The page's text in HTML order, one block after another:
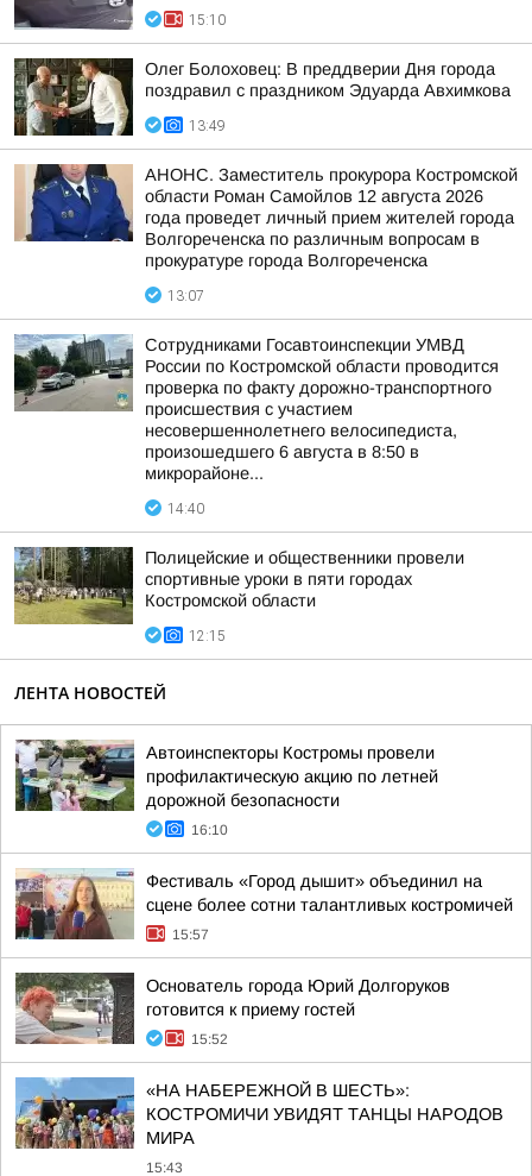
15:10
Олег Болоховец: В преддверии Дня города
поздравил с праздником Эдуарда Авхимкова
13:49
АНОНС. Заместитель прокурора Костромской
области Роман Самойлов 12 августа 2026
года проведет личный прием жителей города
Волгореченска по различным вопросам в
прокуратуре города Волгореченска
13:07
Сотрудниками Госавтоинспекции УМВД
России по Костромской области проводится
проверка по факту дорожно-транспортного
происшествия с участием
несовершеннолетнего велосипедиста,
произошедшего 6 августа в 8:50 в
микрорайоне...
14:40
Полицейские и общественники провели
спортивные уроки в пяти городах
Костромской области
12:15
ЛЕНТА НОВОСТЕЙ
Автоинспекторы Костромы провели
профилактическую акцию по летней
дорожной безопасности
16:10
Фестиваль «Город дышит» объединил на
сцене более сотни талантливых костромичей
15:57
Основатель города Юрий Долгоруков
готовится к приему гостей
15:52
«НА НАБЕРЕЖНОЙ В ШЕСТЬ»:
КОСТРОМИЧИ УВИДЯТ ТАНЦЫ НАРОДОВ
МИРА
15:43